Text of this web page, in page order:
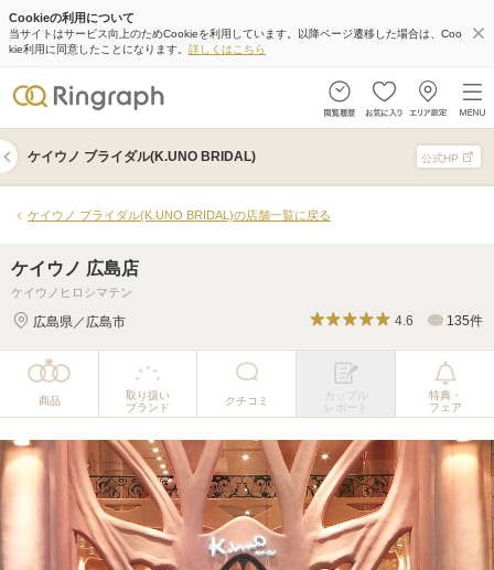
Cookieの利用について
当サイトはサービス向上のためCookieを利用しています。以降ページ遷移した場合は、Coo
kie利用に同意したことになります。 詳しくはこちら
ケイウノ ブライダル(K.UNO BRIDAL) 公式HP
ケイウノ ブライダル(K.UNO BRIDAL)の店舗一覧に戻る
ケイウノ 広島店
ケイウノヒロシマテン
広島県／広島市 4.6 135件
商品
取り扱い
ブランド
クチコミ
カップル
レポート
特典・
フェア
ケイウノ 広島店
商品
取り扱い
ブランド
カップル
レポート
特典・
フェア